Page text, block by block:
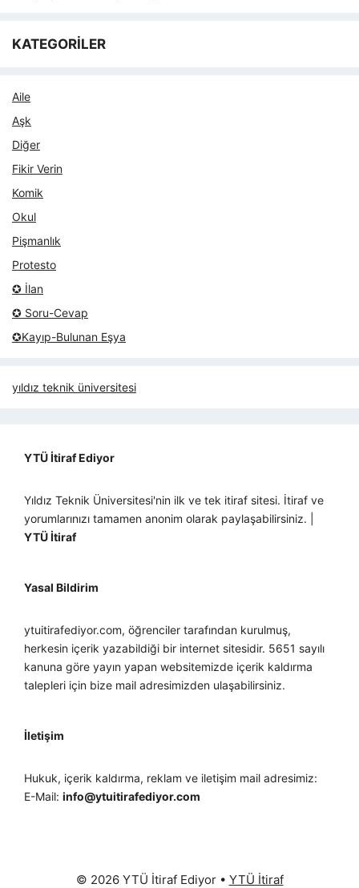
KATEGORİLER
Aile
Aşk
Diğer
Fikir Verin
Komik
Okul
Pişmanlık
Protesto
✪ İlan
✪ Soru-Cevap
✪Kayıp-Bulunan Eşya
yıldız teknik üniversitesi
YTÜ İtiraf Ediyor
Yıldız Teknik Üniversitesi'nin ilk ve tek itiraf sitesi. İtiraf ve
yorumlarınızı tamamen anonim olarak paylaşabilirsiniz. |
YTÜ İtiraf
Yasal Bildirim
ytuitirafediyor.com, öğrenciler tarafından kurulmuş,
herkesin içerik yazabildiği bir internet sitesidir. 5651 sayılı
kanuna göre yayın yapan websitemizde içerik kaldırma
talepleri için bize mail adresimizden ulaşabilirsiniz.
İletişim
Hukuk, içerik kaldırma, reklam ve iletişim mail adresimiz:
E-Mail: info@ytuitirafediyor.com
© 2026 YTÜ İtiraf Ediyor• YTÜ İtiraf